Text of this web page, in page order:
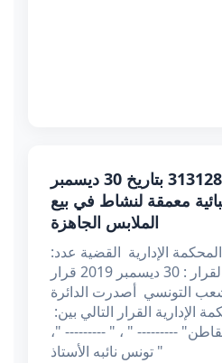
قرار تعقيبي عدد 313128 بتاريخ 30 ديسمبر
جبائية معمقة لنشاط في بيع
الملابس الجاهزة
الإدارية القضية عدد:
313128 تاريخ القرار : 30 ديسمبر 2019 قرار
التونسي أصدرت الدائرة
الإدارية القرار التالي بين:
--------- " ، " --------- "،
تونس نائبه الأستاذ "